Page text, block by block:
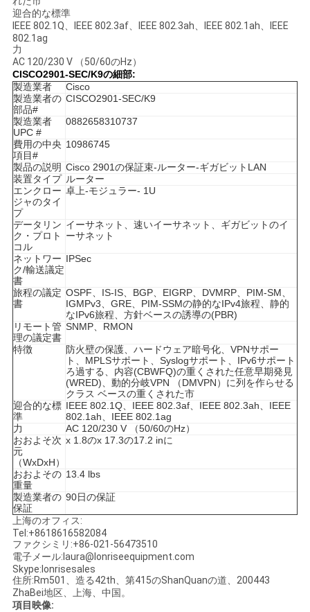
地
図
プ
ラ
イ
バ
シ
ー
ポ
リ
シ
迎合的な標準
IEEE 802.1Q、IEEE 802.3af、IEEE 802.3ah、IEEE 802.1ah、IEEE
802.1ag
力
AC 120/230 V （50/60のHz）
CISCO2901-SEC/K9の細部:
製造業者
Cisco
製造業者の
部品#
CISCO2901-SEC/K9
製造業者
UPC #
0882658310737
費用の中央
項目#
10986745
製品の説明 Cisco 2901の保証束-ルーター-ギガビットLAN
装置タイプ ルーター
エンクロー
ジャのタイ
プ
卓上-モジュラー- 1U
データリン
ク・プロト
コル
イーサネット、速いイーサネット、ギガビットのイ
ーサネット
ネットワー
ク/輸送議定
書
IPSec
旅程の議定
書
OSPF、IS-IS、BGP、EIGRP、DVMRP、PIM-SM、
IGMPv3、GRE、PIM-SSMの静的なIPv4旅程、静的
なIPv6旅程、方針ベースの誘導の(PBR)
リモート管
理の議定書
SNMP、RMON
特徴
防火壁の保護、ハードウェア暗号化、VPNサポー
ト、MPLSサポート、Syslogサポート、IPv6サポート
ろ過する、内容(CBWFQ)の重くされた任意早期発見
(WRED)、動的分岐VPN （DMVPN）に列を作らせる
クラス ベースの重くされた市
迎合的な標
準
IEEE 802.1Q、IEEE 802.3af、IEEE 802.3ah、IEEE
802.1ah、IEEE 802.1ag
力
AC 120/230 V （50/60のHz）
おおよそ次
元
（WxDxH）
x 1.8のx 17.3の17.2 inに
おおよその
重量
13.4 lbs
製造業者の
保証
90日の保証
上海のオフィス:
Tel:+8618616582084
ファクシミリ:+86-021-56473510
電子メール:laura@lonriseequipment.com
Skype:lonrisesales
住所:Rm501、造る42th、第415のShanQuanの道、200443
ZhaBei地区、上海、中国。
項目映像: